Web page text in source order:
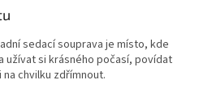
sedací souprava je místo, kde
užívat si krásného počasí, povídat
chvilku zdřímnout.